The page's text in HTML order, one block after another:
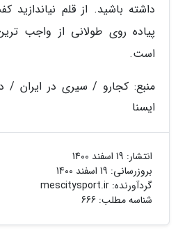
داشته باشید. از قلم
پیاده روی طولانی از واجب
است.
منبع: کجارو / سیری در ایران /
ایسنا
انتشار: 19 اسفند 1400
بروزرسانی: 19 اسفند 1400
گردآورنده: mescitysport.ir
شناسه مطلب: 666